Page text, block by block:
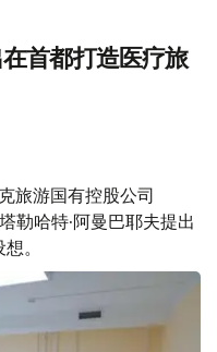
首都打造医疗旅
旅游国有控股公司
勒哈特·阿曼巴耶夫提出
。